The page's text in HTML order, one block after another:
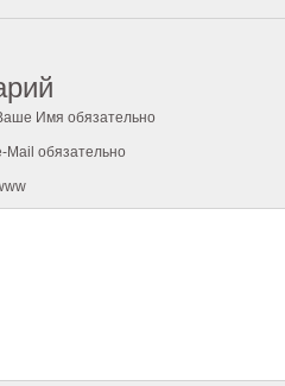
Имя обязательно
Mail обязательно